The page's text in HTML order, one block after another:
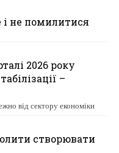
не помилитися
2026 року
–
від сектору економіки
створювати